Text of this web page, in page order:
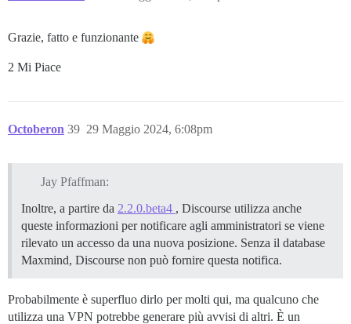
Grazie, fatto e funzionante
2 Mi Piace
Octoberon 29 Maggio 2024, 6:08pm
39
Jay Pfaffman:
Inoltre, a partire da 2.2.0.beta4 , Discourse utilizza anche
queste informazioni per notificare agli amministratori se viene
rilevato un accesso da una nuova posizione. Senza il database
Maxmind, Discourse non può fornire questa notifica.
Probabilmente è superfluo dirlo per molti qui, ma qualcuno che
utilizza una VPN potrebbe generare più avvisi di altri. È un